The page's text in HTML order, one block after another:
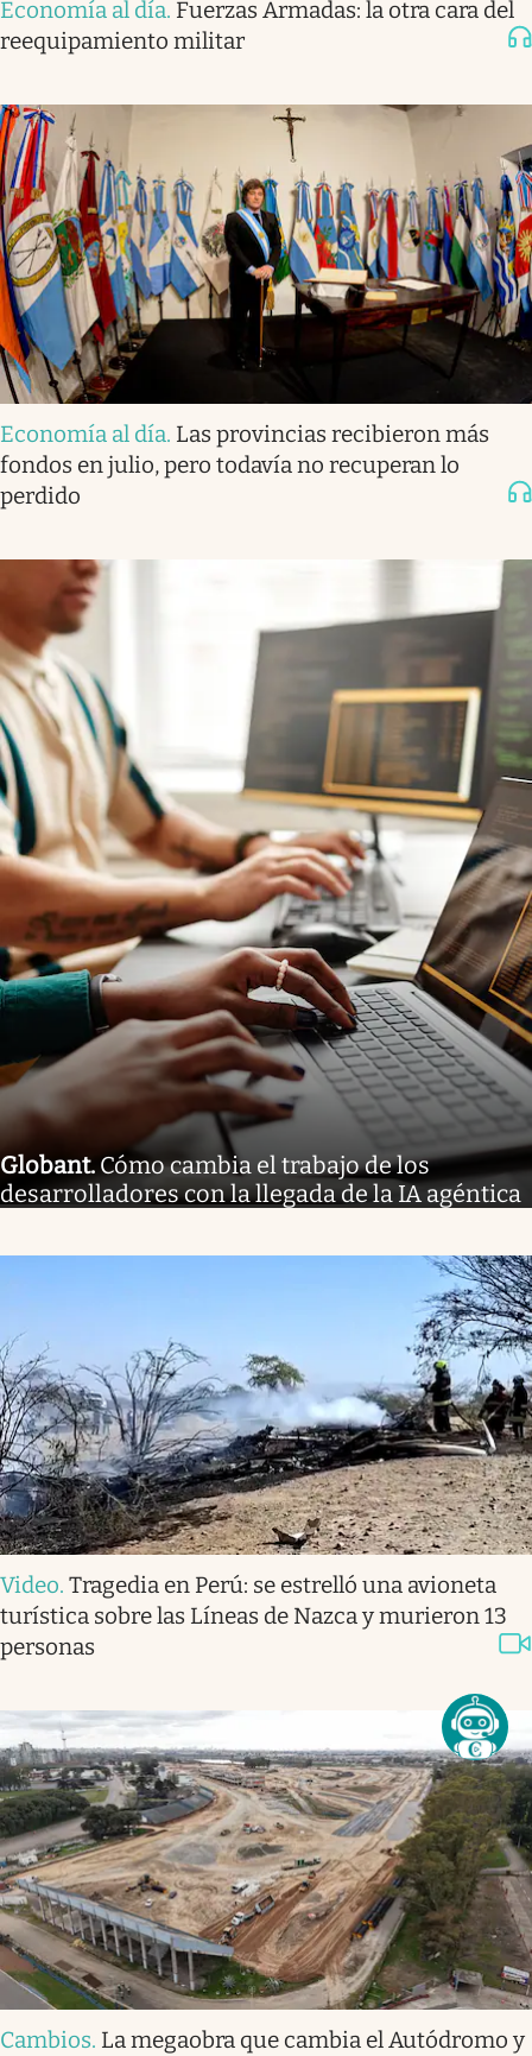
Economía al día. Fuerzas Armadas: la otra cara del
reequipamiento militar
Economía al día. Las provincias recibieron más
fondos en julio, pero todavía no recuperan lo
perdido
Globant. Cómo cambia el trabajo de los
desarrolladores con la llegada de la IA agéntica
Video. Tragedia en Perú: se estrelló una avioneta
turística sobre las Líneas de Nazca y murieron 13
personas
Cambios. La megaobra que cambia el Autódromo y